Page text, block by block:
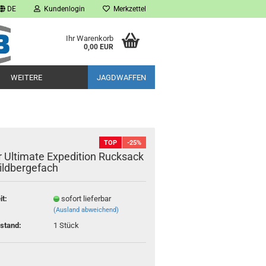
DE Kundenlogin Merkzettel
Ihr Warenkorb
0,00 EUR
JAGDWAFFEN
WEITERE
TOP -25%
Ultimate Expedition Rucksack
sofort lieferbar
(Ausland abweichend)
1 Stück